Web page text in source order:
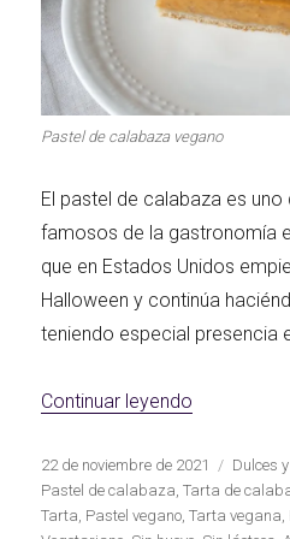
¡A dipear!
Primeros
brillar
irresistibles
Los más
Pastel de calabaza vegano
El pastel de calabaza es
famosos de la gastronomía
que en Estados Unidos
Halloween y continúa
teniendo especial presencia
Continuar leyendo
Publicado
el
22 de noviembre de 2021 Dulces
Pastel de calabaza,Tarta de
Tarta, Pastel vegano,Tarta vegana,